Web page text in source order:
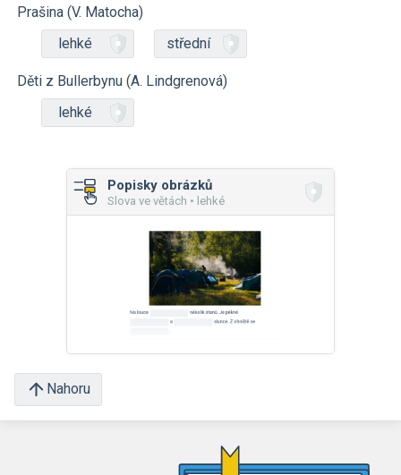
Prašina (V. Matocha)
lehké
střední
Děti z Bullerbynu (A. Lindgrenová)
lehké
Popisky obrázků
Slova ve větách • lehké
Nahoru